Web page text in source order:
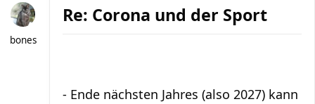
bones
Re: Corona und der Sport
- Ende nächsten Jahres (also 2027) kann